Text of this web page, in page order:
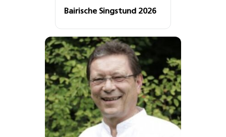
Bairische Singstund 2026